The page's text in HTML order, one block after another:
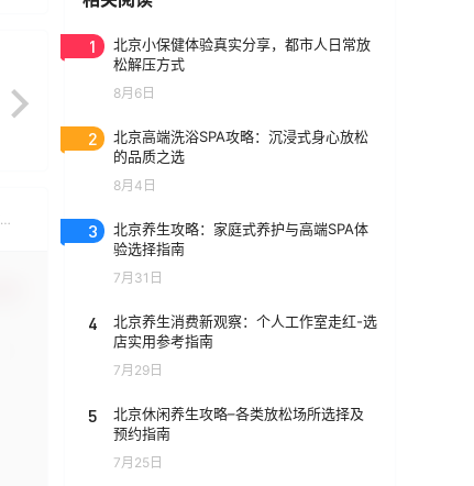
1
北京小保健体验真实分享，都市人日常放
松解压方式
8月6日
2
北京高端洗浴SPA攻略：沉浸式身心放松
的品质之选
8月4日
3
北京养生攻略：家庭式养护与高端SPA体
验选择指南
7月31日
4
北京养生消费新观察：个人工作室走红-选
店实用参考指南
7月29日
5
北京休闲养生攻略–各类放松场所选择及
预约指南
7月25日